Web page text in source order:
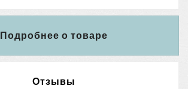
Подробнее о товаре
Отзывы